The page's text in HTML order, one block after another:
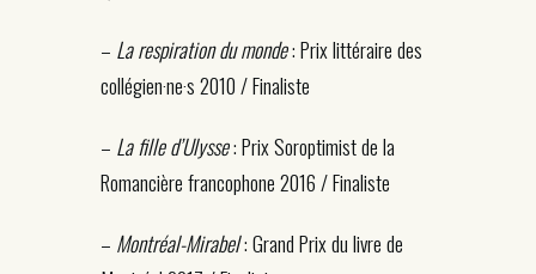
– La respiration du monde: Prix littéraire des
collégien·ne·s 2010 / Finaliste
– La fille d’Ulysse: Prix Soroptimist de la
Romancière francophone 2016 / Finaliste
– Montréal-Mirabel: Grand Prix du livre de